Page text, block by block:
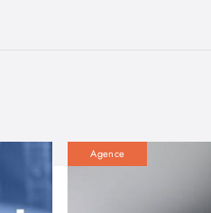
Agence